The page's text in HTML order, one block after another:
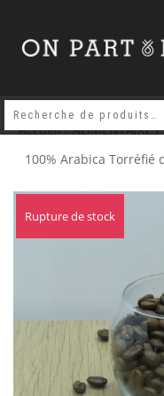
Accueil/ALIMENTAIRES
100% Arabica Torréfié
Rupture de stock